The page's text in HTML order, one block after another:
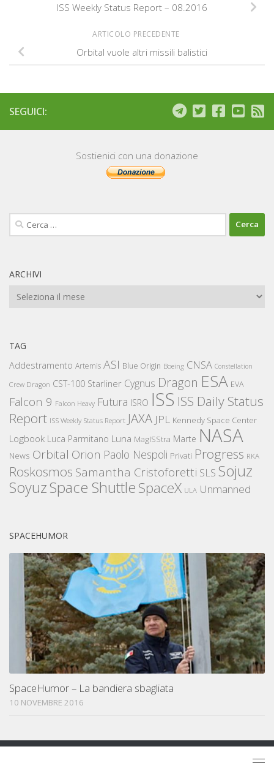
ISS Weekly Status Report – 08.2016
ARTICOLO PRECEDENTE
Orbital vuole altri missili balistici
SEGUICI:
Sostienici con una donazione
Ricerca
per:
ARCHIVI
Archivi
TAG
Addestramento Artemis ASI Blue Origin Boeing CNSA Constellation
Crew Dragon CST-100 Starliner Cygnus Dragon ESA EVA
Falcon 9 Falcon Heavy Futura ISRO ISS ISS Daily Status
Report ISS Weekly Status Report JAXA JPL Kennedy Space Center
Logbook Luca Parmitano Luna MagISStra Marte NASA
News Orbital Orion Paolo Nespoli Privati Progress RKA
Roskosmos Samantha Cristoforetti SLS Sojuz
SoyuzSpace ShuttleSpaceX ULA Unmanned
SPACEHUMOR
SpaceHumor – La bandiera sbagliata
10 NOVEMBRE 2016